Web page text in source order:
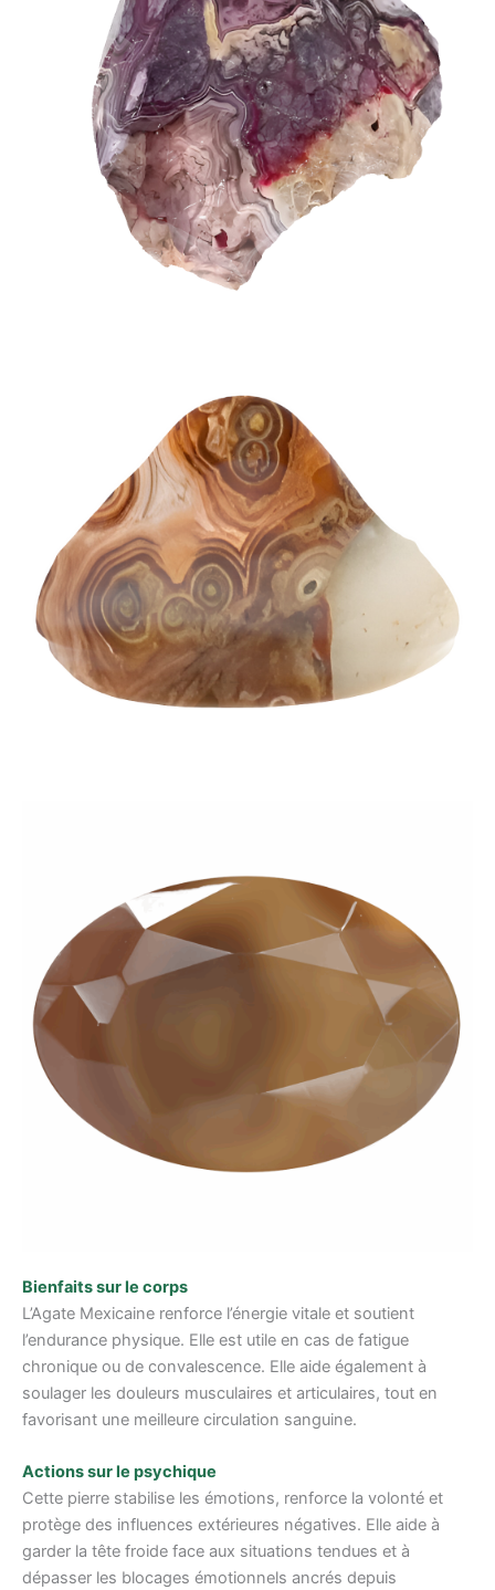
Bienfaits sur le corps
L’Agate Mexicaine renforce l’énergie vitale et soutient
l’endurance physique. Elle est utile en cas de fatigue
chronique ou de convalescence. Elle aide également à
soulager les douleurs musculaires et articulaires, tout en
favorisant une meilleure circulation sanguine.
Actions sur le psychique
Cette pierre stabilise les émotions, renforce la volonté et
protège des influences extérieures négatives. Elle aide à
garder la tête froide face aux situations tendues et à
dépasser les blocages émotionnels ancrés depuis